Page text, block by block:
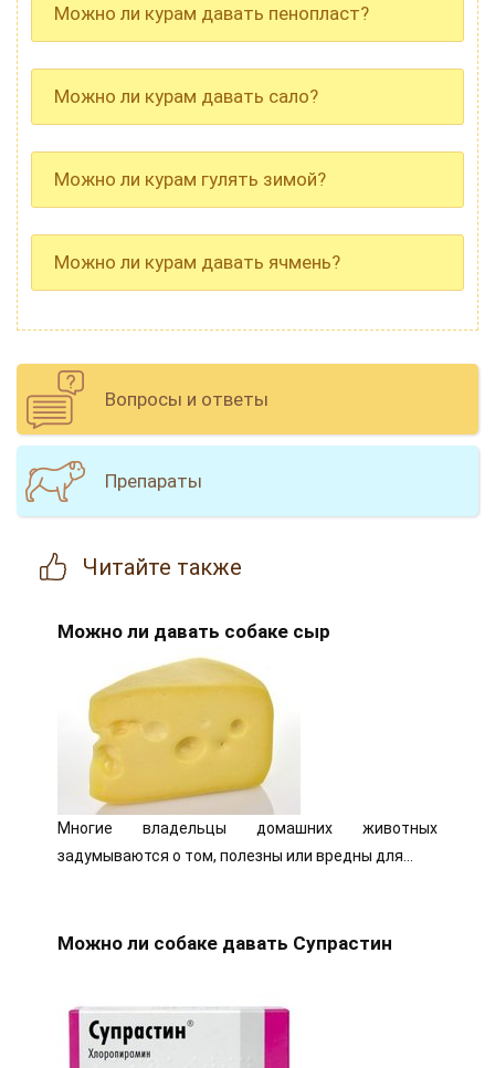
Можно ли курам давать пенопласт?
Можно ли курам давать сало?
Можно ли курам гулять зимой?
Можно ли курам давать ячмень?
Вопросы и ответы
Препараты
Читайте также
Можно ли давать собаке сыр
Многие владельцы домашних животных
задумываются о том, полезны или вредны для…
Можно ли собаке давать Супрастин